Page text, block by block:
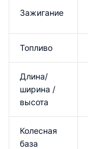
Зажигание
Топливо
Длина/
ширина /
высота
Колесная
база